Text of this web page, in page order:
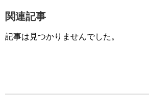
関連記事
記事は見つかりませんでした。